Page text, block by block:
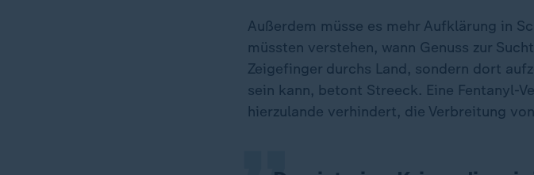
Außerdem müsse es mehr Aufklärung in
müssten verstehen, wann Genuss zur
Zeigefinger durchs Land, sondern dort
sein kann, betont Streeck. Eine Fentanyl-
hierzulande verhindert, die Verbreitung
„